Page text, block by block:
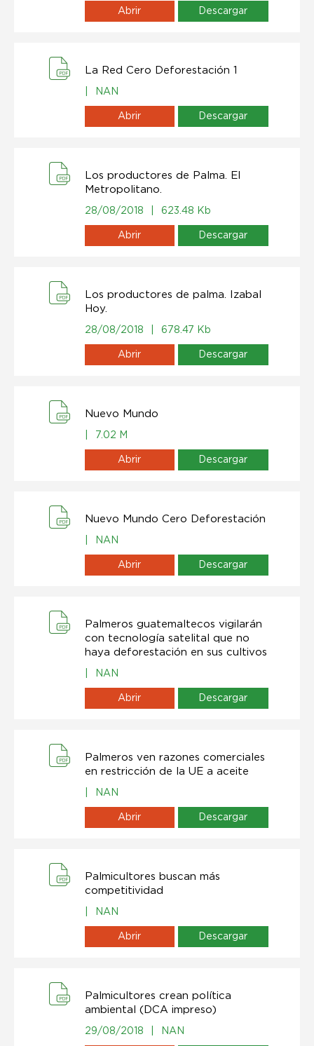
Abrir Descargar
La Red Cero Deforestación 1
NAN
Abrir Descargar
Los productores de Palma. El
Metropolitano.
28/08/2018 623.48 Kb
Abrir Descargar
Los productores de palma. Izabal
Hoy.
28/08/2018 678.47 Kb
Abrir Descargar
Nuevo Mundo
7.02 M
Abrir Descargar
Nuevo Mundo Cero Deforestación
NAN
Abrir Descargar
Palmeros guatemaltecos vigilarán
con tecnología satelital que no
haya deforestación en sus cultivos
NAN
Abrir Descargar
Palmeros ven razones comerciales
en restricción de la UE a aceite
NAN
Abrir Descargar
Palmicultores buscan más
competitividad
NAN
Abrir Descargar
Palmicultores crean política
ambiental (DCA impreso)
29/08/2018 NAN